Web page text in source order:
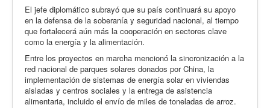
El jefe diplomático subrayó que su país continuará su apoyo
en la defensa de la soberanía y seguridad nacional, al tiempo
que fortalecerá aún más la cooperación en sectores clave
como la energía y la alimentación.
Entre los proyectos en marcha mencionó la sincronización a la
red nacional de parques solares donados por China, la
implementación de sistemas de energía solar en viviendas
aisladas y centros sociales y la entrega de asistencia
alimentaria, incluido el envío de miles de toneladas de arroz.